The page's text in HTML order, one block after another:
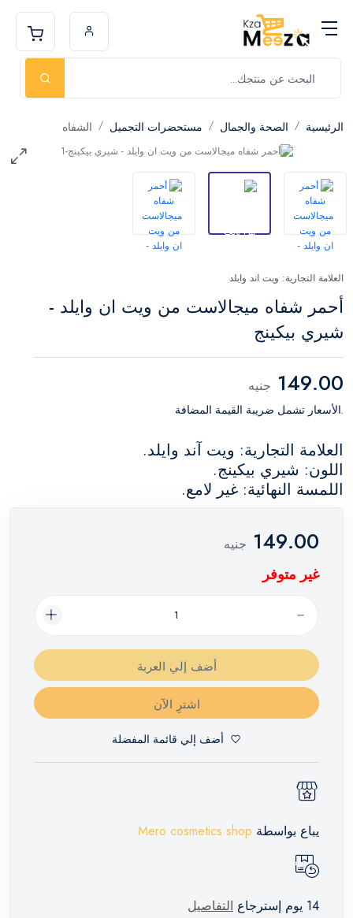
الرئيسية الصحة والجمال مستحضرات التجميل الشفاه
العلامة التجارية: ويت اند وايلد
أحمر شفاه ميجالاست من ويت ان وايلد -
شيري بيكينج
149.00 جنيه
.الأسعار تشمل ضريبة القيمة المضافة
العلامة التجارية: ويت آند وايلد.
اللون: شيري بيكينج.
اللمسة النهائية: غير لامع.
149.00 جنيه
غير متوفر
أضف إلي العربة
اشترِ الآن
أضف إلي قائمة المفضلة
يباع بواسطة Mero cosmetics shop
14 يوم إسترجاع التفاصيل